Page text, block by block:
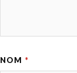
NOM *